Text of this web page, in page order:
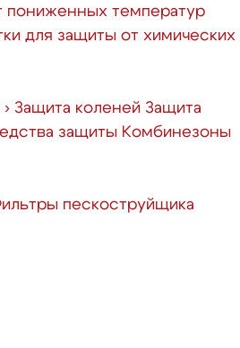
пониженных температур
для защиты от химических
› Защита коленей Защита
защиты Комбинезоны
пескоструйщика